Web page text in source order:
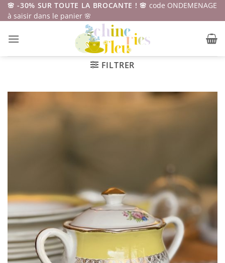
Passer
au
🌸 -30% SUR TOUTE LA BROCANTE ! 🌸 code ONDEMENAGE
à saisir dans le panier 🌸
FILTRER